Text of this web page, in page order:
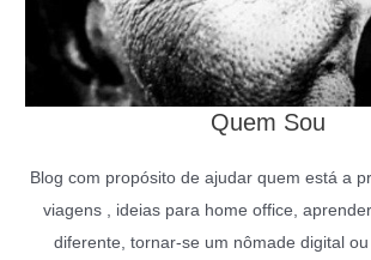
Quem Sou
Blog com propósito de ajudar quem está a
viagens , ideias para home office,
diferente, tornar-se um nômade digital